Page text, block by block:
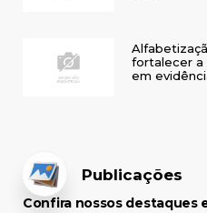
fortalecer a
em
Publicações
Confira nossos destaques